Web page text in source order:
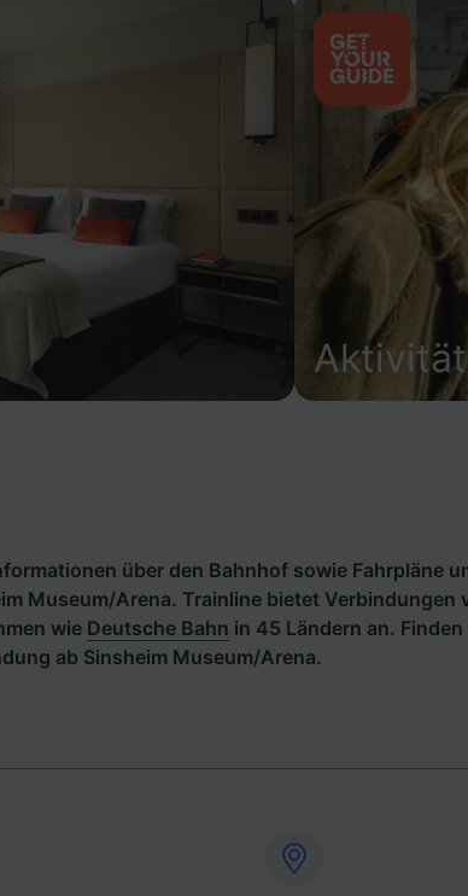
über den Bahnhof sowie Fahrpläne
Museum/Arena. Trainline bietet Verbindungen
wie Deutsche Bahn in 45 Ländern an.
ab Sinsheim Museum/Arena.